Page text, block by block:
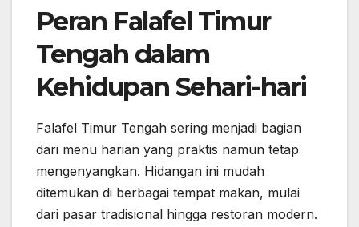
Peran Falafel Timur
Tengah dalam
Kehidupan Sehari-hari
Falafel Timur Tengah sering menjadi bagian
dari menu harian yang praktis namun tetap
mengenyangkan. Hidangan ini mudah
ditemukan di berbagai tempat makan, mulai
dari pasar tradisional hingga restoran modern.